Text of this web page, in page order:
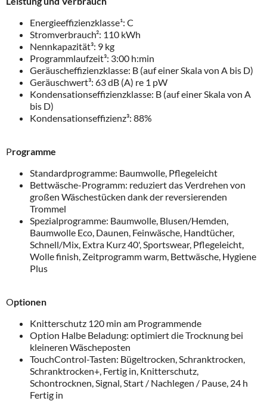
Energieeffizienzklasse¹: C
Stromverbrauch²: 110 kWh
Nennkapazität³: 9 kg
Programmlaufzeit³: 3:00 h:min
Geräuscheffizienzklasse: B (auf einer Skala von A bis D)
Geräuschwert³: 63 dB (A) re 1 pW
Kondensationseffizienzklasse: B (auf einer Skala von A
bis D)
Kondensationseffizienz³: 88%
Programme
Standardprogramme: Baumwolle, Pflegeleicht
Bettwäsche-Programm: reduziert das Verdrehen von
großen Wäschestücken dank der reversierenden
Trommel
Spezialprogramme: Baumwolle, Blusen/Hemden,
Baumwolle Eco, Daunen, Feinwäsche, Handtücher,
Schnell/Mix, Extra Kurz 40', Sportswear, Pflegeleicht,
Wolle finish, Zeitprogramm warm, Bettwäsche, Hygiene
Plus
Optionen
Knitterschutz 120 min am Programmende
Option Halbe Beladung: optimiert die Trocknung bei
kleineren Wäscheposten
TouchControl-Tasten: Bügeltrocken, Schranktrocken,
Schranktrocken+, Fertig in, Knitterschutz,
Schontrocknen, Signal, Start / Nachlegen / Pause, 24 h
Fertig in